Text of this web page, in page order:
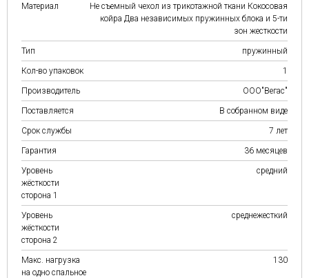
Материал
Не съемный чехол из трикотажной ткани Кокосовая
койра Два независимых пружинных блока и 5-ти
зон жесткости
Тип пружинный
Кол-во упаковок 1
Производитель ООО"Вегас"
Поставляется В собранном виде
Срок службы 7 лет
Гарантия 36 месяцев
Уровень
жёсткости
сторона 1
средний
Уровень
жёсткости
сторона 2
среднежесткий
Макс. нагрузка
на одно спальное
130